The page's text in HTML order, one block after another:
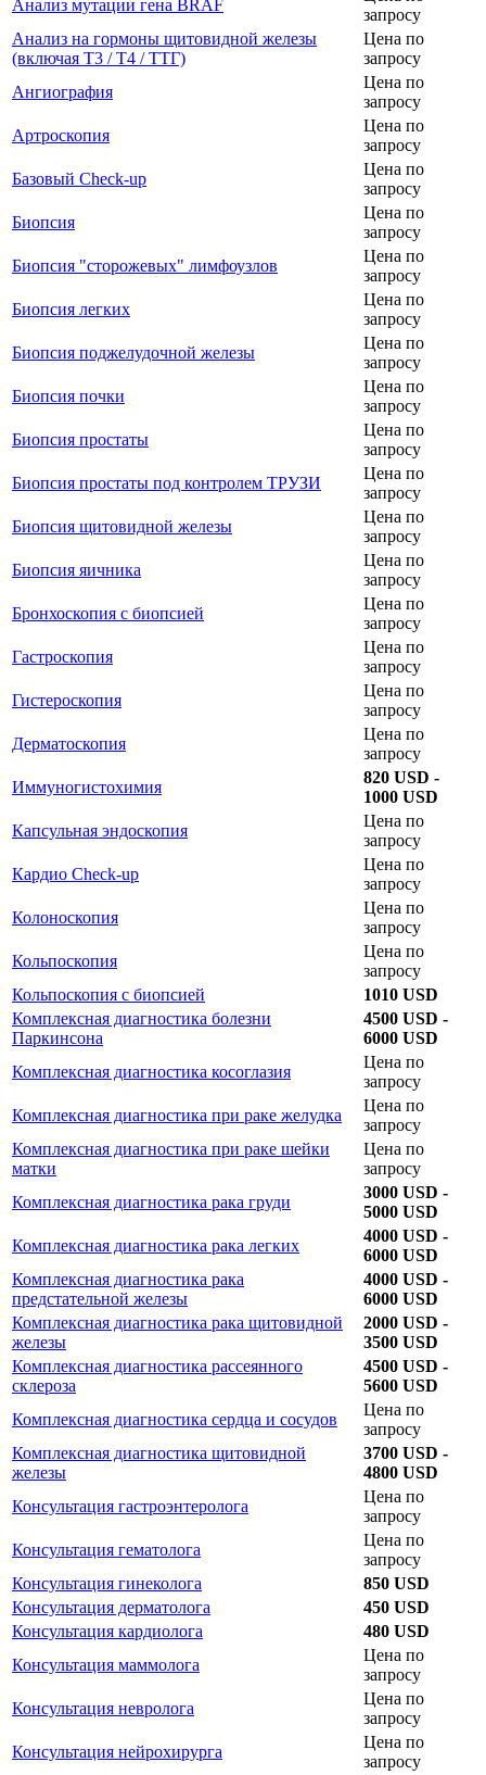
Анализ мутации гена BRAF
запросу
Анализ на гормоны щитовидной железы
(включая Т3 / Т4 / ТТГ)
Цена по
запросу
Ангиография
Цена по
запросу
Артроскопия
Цена по
запросу
Базовый Check-up
Цена по
запросу
Биопсия
Цена по
запросу
Биопсия "сторожевых" лимфоузлов
Цена по
запросу
Биопсия легких
Цена по
запросу
Биопсия поджелудочной железы
Цена по
запросу
Биопсия почки
Цена по
запросу
Биопсия простаты
Цена по
запросу
Биопсия простаты под контролем ТРУЗИ
Цена по
запросу
Биопсия щитовидной железы
Цена по
запросу
Биопсия яичника
Цена по
запросу
Бронхоскопия c биопсией
Цена по
запросу
Гастроскопия
Цена по
запросу
Гистероскопия
Цена по
запросу
Дерматоскопия
Цена по
запросу
Иммуногистохимия
820 USD -
1000 USD
Капсульная эндоскопия
Цена по
запросу
Кардио Check-up
Цена по
запросу
Колоноскопия
Цена по
запросу
Кольпоскопия
Цена по
запросу
Кольпоскопия с биопсией
1010 USD
Комплексная диагностика болезни
Паркинсона
4500 USD -
6000 USD
Комплексная диагностика косоглазия
Цена по
запросу
Комплексная диагностика при раке желудка
Цена по
запросу
Комплексная диагностика при раке шейки
матки
Цена по
запросу
Комплексная диагностика рака груди
3000 USD -
5000 USD
Комплексная диагностика рака легких
4000 USD -
6000 USD
Комплексная диагностика рака
предстательной железы
4000 USD -
6000 USD
Комплексная диагностика рака щитовидной
железы
2000 USD -
3500 USD
Комплексная диагностика рассеянного
склероза
4500 USD -
5600 USD
Комплексная диагностика сердца и сосудов
Цена по
запросу
Комплексная диагностика щитовидной
железы
3700 USD -
4800 USD
Консультация гастроэнтеролога
Цена по
запросу
Консультация гематолога
Цена по
запросу
Консультация гинеколога
850 USD
Консультация дерматолога
450 USD
Консультация кардиолога
480 USD
Консультация маммолога
Цена по
запросу
Консультация невролога
Цена по
запросу
Консультация нейрохирурга
Цена по
запросу